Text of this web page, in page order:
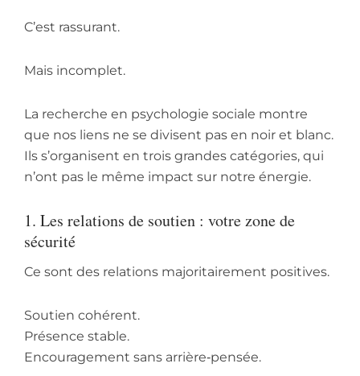
C’est rassurant.
Mais incomplet.
La recherche en psychologie sociale montre
que nos liens ne se divisent pas en noir et blanc.
Ils s’organisent en trois grandes catégories, qui
n’ont pas le même impact sur notre énergie.
1. Les relations de soutien : votre zone de
sécurité
Ce sont des relations majoritairement positives.
Soutien cohérent.
Présence stable.
Encouragement sans arrière‑pensée.